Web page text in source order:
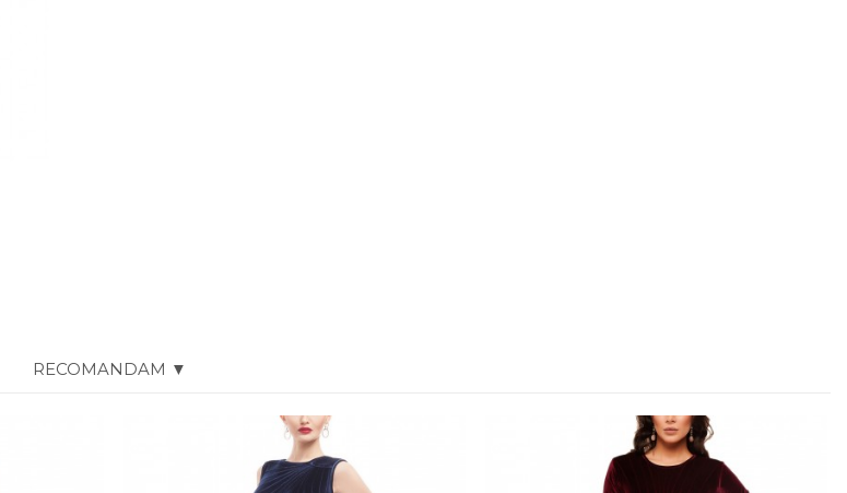
RECOMANDAM ▼